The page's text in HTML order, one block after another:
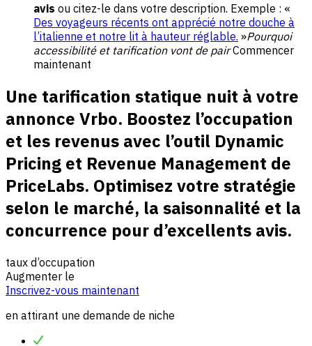
avis ou citez-le dans votre description. Exemple : «
Des voyageurs récents ont apprécié notre douche à
l’italienne et notre lit à hauteur réglable. »Pourquoi
accessibilité et tarification vont de pairCommencer
maintenant
Une tarification statique nuit à votre
annonce Vrbo. Boostez l’occupation
et les revenus avec l’outil Dynamic
Pricing et Revenue Management de
PriceLabs. Optimisez votre stratégie
selon le marché, la saisonnalité et la
concurrence pour d’excellents avis.
taux d’occupation
Augmenter le
Inscrivez-vous maintenant
en attirant une demande de niche